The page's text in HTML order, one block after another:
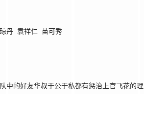
丹 袁祥仁 苗可秀
的好友华叔于公于私都有惩治上官飞花的理